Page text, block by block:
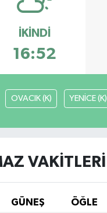
İKINDI
16:52
OVACIK (K) YENİCE (K)
VAKITLERI
GÜNEŞ ÖĞLE